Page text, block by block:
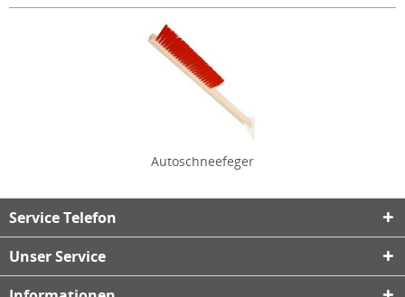
Autoschneefeger
Service Telefon
Unser Service